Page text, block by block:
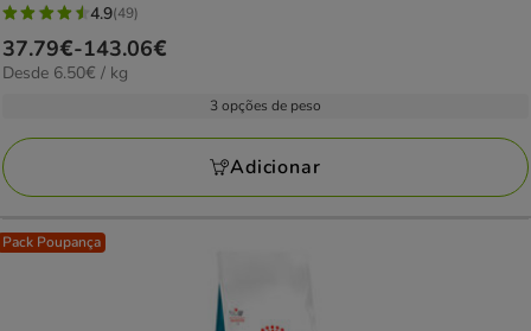
4.9
estrelas
com
avaliações
4.9(49)
Preço
de
143.06€
37.79€-143.06€
6.50€
Desde 6.50€ / kg
3 opções de peso
Adicionar
Pack Poupança